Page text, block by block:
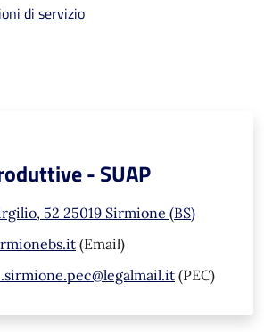
di servizio
- SUAP
52 25019 Sirmione (BS)
(Email)
(PEC)